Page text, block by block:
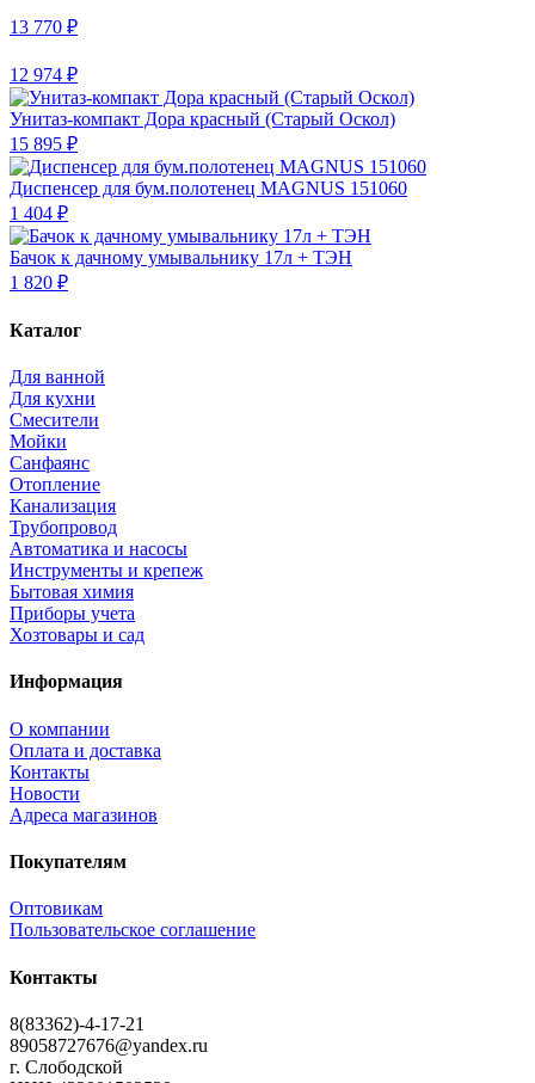
13 770 ₽
12 974 ₽
Унитаз-компакт Дора красный (Старый Оскол)
15 895 ₽
Диспенсер для бум.полотенец MAGNUS 151060
1 404 ₽
Бачок к дачному умывальнику 17л + ТЭН
1 820 ₽
Каталог
Для ванной
Для кухни
Смесители
Мойки
Санфаянс
Отопление
Канализация
Трубопровод
Автоматика и насосы
Инструменты и крепеж
Бытовая химия
Приборы учета
Хозтовары и сад
Информация
О компании
Оплата и доставка
Контакты
Новости
Адреса магазинов
Покупателям
Оптовикам
Пользовательское соглашение
Контакты
8(83362)-4-17-21
89058727676@yandex.ru
г. Слободской